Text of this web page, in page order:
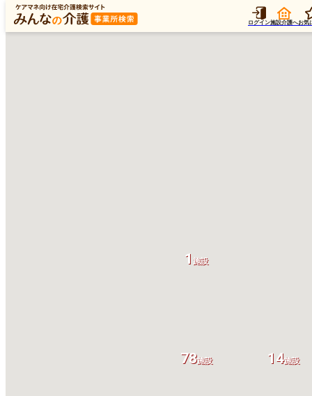
ログイン施設介護へお気
78施設 14施設
1 施設